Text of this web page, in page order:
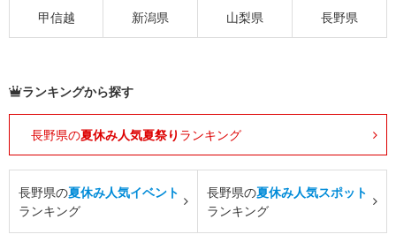
甲信越 新潟県 山梨県 長野県
ランキングから探す
長野県の夏休み人気夏祭り ランキング
長野県の夏休み人気イベント
ランキング
長野県の夏休み人気スポット
ランキング